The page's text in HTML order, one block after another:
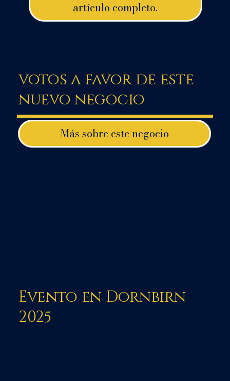
artículo completo.
votos a favor de este
nuevo negocio
Más sobre este negocio
Evento en Dornbirn
2025